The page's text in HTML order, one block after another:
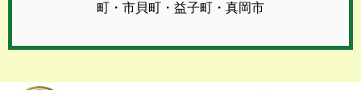
町・市貝町・益子町・真岡市